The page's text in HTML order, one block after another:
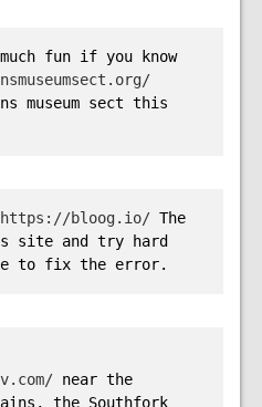
Learning can be so much fun if you know
museum sect this
https://bloog.io/ The
site and try hard
to fix the error.
near the
the Southfork